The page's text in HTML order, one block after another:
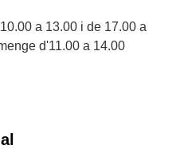
a 13.00 i de 17.00 a
d'11.00 a 14.00